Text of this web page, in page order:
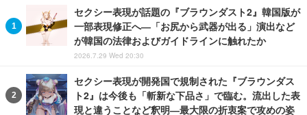
セクシー表現が話題の『ブラウンダスト2』韓国版が
一部表現修正へ―「お尻から武器が出る」演出など
が韓国の法律およびガイドラインに触れたか
2026.7.29 Wed 20:30
セクシー表現が開発国で規制された『ブラウンダス
ト2』は今後も「斬新な下品さ」で臨む。流出した表
現と違うことなど釈明―最大限の折衷案で攻めの姿